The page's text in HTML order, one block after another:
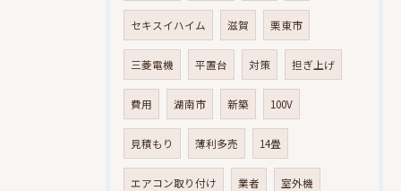
セキスイハイム 滋賀 栗東市
三菱電機 平置台 対策 担ぎ上げ
費用 湖南市 新築 100V
見積もり 薄利多売 14畳
エアコン取り付け 業者 室外機